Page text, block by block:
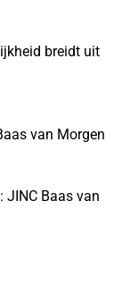
breidt uit
van Morgen
JINC Baas van